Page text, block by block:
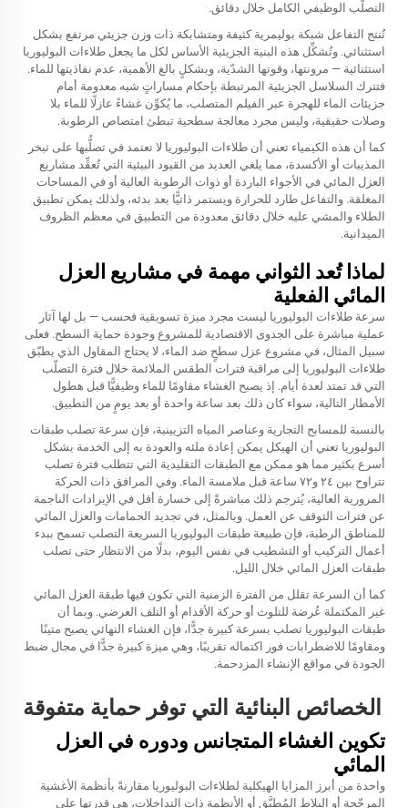
التصلّب الوظيفي الكامل خلال دقائق.
تُنتج التفاعل شبكة بوليمرية كثيفة ومتشابكة ذات وزن جزيئي مرتفع بشكل
استثنائي. وتُشكِّل هذه البنية الجزيئية الأساس لكل ما يجعل طلاءات البوليوريا
استثنائية — مرونتها، وقوتها الشدّية، وبشكلٍ بالغ الأهمية، عدم نفاذيتها للماء.
فتترك السلاسل الجزيئية المرتبطة بإحكام مساراتٍ شبه معدومة أمام
جزيئات الماء للهجرة عبر الفيلم المتصلب، ما يُكوِّن غشاءً عازلًا للماء بلا
وصلات حقيقية، وليس مجرد معالجة سطحية تبطئ امتصاص الرطوبة.
كما أن هذه الكيمياء تعني أن طلاءات البوليوريا لا تعتمد في تصلُّبها على تبخر
المذيبات أو الأكسدة، مما يلغي العديد من القيود البيئية التي تُعقِّد مشاريع
العزل المائي في الأجواء الباردة أو ذوات الرطوبة العالية أو في المساحات
المغلقة. والتفاعل طارد للحرارة ويستمر ذاتيًّا بعد بدئه، ولذلك يمكن تطبيق
الطلاء والمشي عليه خلال دقائق معدودة من التطبيق في معظم الظروف
الميدانية.
لماذا تُعد الثواني مهمة في مشاريع العزل
المائي الفعلية
سرعة طلاءات البوليوريا ليست مجرد ميزة تسويقية فحسب — بل لها آثار
عملية مباشرة على الجدوى الاقتصادية للمشروع وجودة حماية السطح. فعلى
سبيل المثال، في مشروع عزل سطحٍ ضد الماء، لا يحتاج المقاول الذي يطبّق
طلاءات البوليوريا إلى مراقبة فترات الطقس الملائمة خلال فترة التصلّب
التي قد تمتد لعدة أيام. إذ يصبح الغشاء مقاومًا للماء وظيفيًّا قبل هطول
الأمطار التالية، سواء كان ذلك بعد ساعة واحدة أو بعد يومٍ من التطبيق.
بالنسبة للمسابح التجارية وعناصر المياه التزيينية، فإن سرعة تصلب طبقات
البوليوريا تعني أن الهيكل يمكن إعادة ملئه والعودة به إلى الخدمة بشكل
أسرع بكثير مما هو ممكن مع الطبقات التقليدية التي تتطلب فترة تصلب
تتراوح بين ٢٤ و٧٢ ساعة قبل ملامسة الماء. وفي المرافق ذات الحركة
المرورية العالية، يُترجم ذلك مباشرةً إلى خسارة أقل في الإيرادات الناجمة
عن فترات التوقف عن العمل. وبالمثل، في تجديد الحمامات والعزل المائي
للمناطق الرطبة، فإن طبيعة طبقات البوليوريا السريعة التصلب تسمح ببدء
أعمال التركيب أو التشطيب في نفس اليوم، بدلًا من الانتظار حتى تصلب
طبقات العزل المائي خلال الليل.
كما أن السرعة تقلل من الفترة الزمنية التي تكون فيها طبقة العزل المائي
غير المكتملة عُرضة للتلوث أو حركة الأقدام أو التلف العرضي. وبما أن
طبقات البوليوريا تصلب بسرعة كبيرة جدًّا، فإن الغشاء النهائي يصبح متينًا
ومقاومًا للاضطرابات فور اكتماله تقريبًا، وهي ميزة كبيرة جدًّا في مجال ضبط
الجودة في مواقع الإنشاء المزدحمة.
الخصائص البنائية التي توفر حماية متفوقة
تكوين الغشاء المتجانس ودوره في العزل
المائي
واحدة من أبرز المزايا الهيكلية لطلاءات البوليوريا مقارنةً بأنظمة الأغشية
المرجّحة أو البلاط المُطبَّق أو الأنظمة ذات التداخلات، هي قدرتها على